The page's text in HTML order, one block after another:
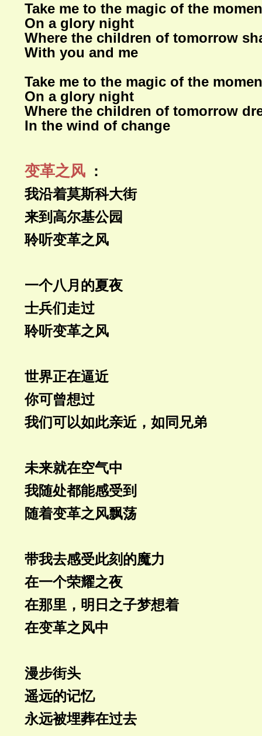
Take me to the magic of the
On a glory night
Where the children of tomorrow
With you and me
Take me to the magic of the
On a glory night
Where the children of tomorrow
In the wind of change
变革之风 ：
我沿着莫斯科大街
来到高尔基公园
聆听变革之风
一个八月的夏夜
士兵们走过
聆听变革之风
世界正在逼近
你可曾想过
我们可以如此亲近，如同兄弟
未来就在空气中
我随处都能感受到
随着变革之风飘荡
带我去感受此刻的魔力
在一个荣耀之夜
在那里，明日之子梦想着
在变革之风中
漫步街头
遥远的记忆
永远被埋葬在过去